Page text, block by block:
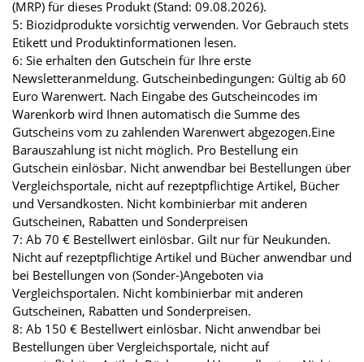
(MRP) für dieses Produkt (Stand: 09.08.2026).
5: Biozidprodukte vorsichtig verwenden. Vor Gebrauch stets
Etikett und Produktinformationen lesen.
6: Sie erhalten den Gutschein für Ihre erste
Newsletteranmeldung. Gutscheinbedingungen: Gültig ab 60
Euro Warenwert. Nach Eingabe des Gutscheincodes im
Warenkorb wird Ihnen automatisch die Summe des
Gutscheins vom zu zahlenden Warenwert abgezogen.Eine
Barauszahlung ist nicht möglich. Pro Bestellung ein
Gutschein einlösbar. Nicht anwendbar bei Bestellungen über
Vergleichsportale, nicht auf rezeptpflichtige Artikel, Bücher
und Versandkosten. Nicht kombinierbar mit anderen
Gutscheinen, Rabatten und Sonderpreisen
7: Ab 70 € Bestellwert einlösbar. Gilt nur für Neukunden.
Nicht auf rezeptpflichtige Artikel und Bücher anwendbar und
bei Bestellungen von (Sonder-)Angeboten via
Vergleichsportalen. Nicht kombinierbar mit anderen
Gutscheinen, Rabatten und Sonderpreisen.
8: Ab 150 € Bestellwert einlösbar. Nicht anwendbar bei
Bestellungen über Vergleichsportale, nicht auf